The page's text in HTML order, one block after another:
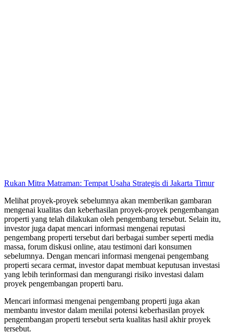
Rukan Mitra Matraman: Tempat Usaha Strategis di Jakarta Timur
Melihat proyek-proyek sebelumnya akan memberikan gambaran
mengenai kualitas dan keberhasilan proyek-proyek pengembangan
properti yang telah dilakukan oleh pengembang tersebut. Selain itu,
investor juga dapat mencari informasi mengenai reputasi
pengembang properti tersebut dari berbagai sumber seperti media
massa, forum diskusi online, atau testimoni dari konsumen
sebelumnya. Dengan mencari informasi mengenai pengembang
properti secara cermat, investor dapat membuat keputusan investasi
yang lebih terinformasi dan mengurangi risiko investasi dalam
proyek pengembangan properti baru.
Mencari informasi mengenai pengembang properti juga akan
membantu investor dalam menilai potensi keberhasilan proyek
pengembangan properti tersebut serta kualitas hasil akhir proyek
tersebut.